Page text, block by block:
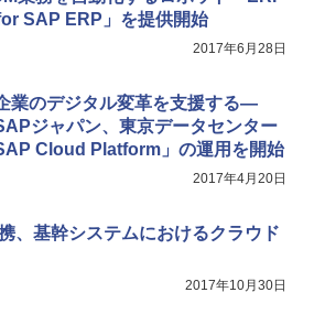
SAP ERP」を提供開始
2017年6月28日
業のデジタル変革を支援する―
ジャパン、東京データセンター
Cloud Platform」の運用を開始
2017年4月20日
、基幹システムにおけるクラウド
2017年10月30日